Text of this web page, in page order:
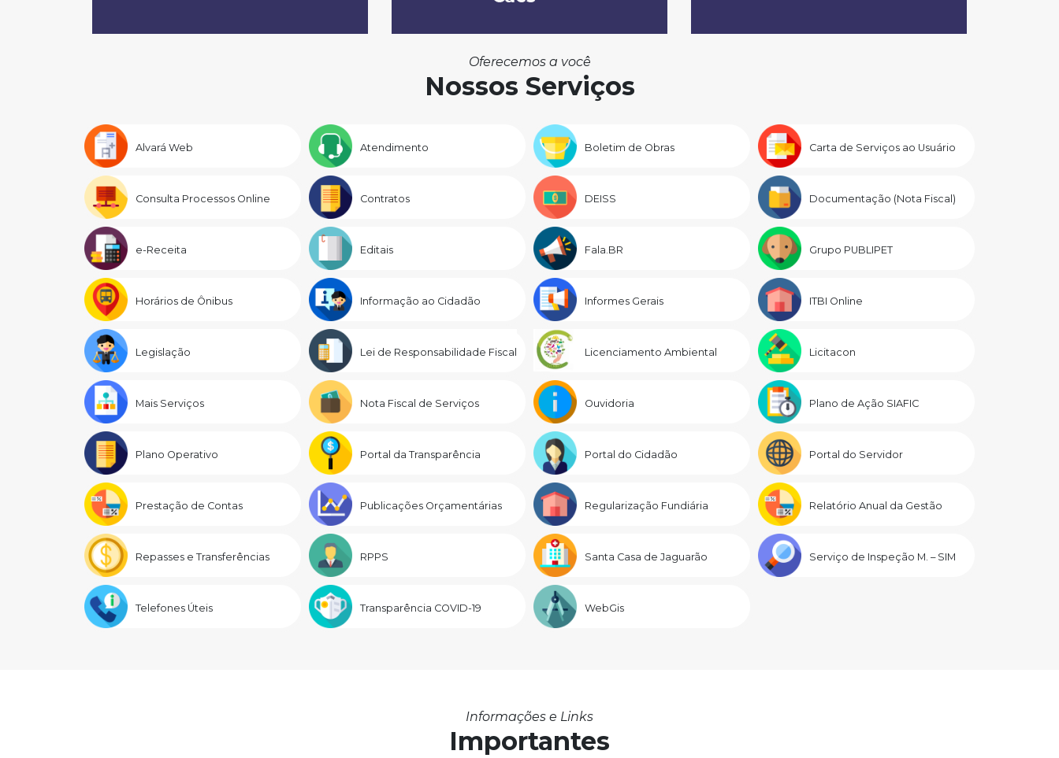
Oferecemos a você
Nossos Serviços
Alvará Web Atendimento Boletim de Obras Carta de Serviços ao Usuário
Consulta Processos Online Contratos DEISS Documentação (Nota Fiscal)
e-Receita Editais Fala.BR Grupo PUBLIPET
Horários de Ônibus Informação ao Cidadão Informes Gerais ITBI Online
Legislação Lei de Responsabilidade Fiscal Licenciamento Ambiental Licitacon
Mais Serviços Nota Fiscal de Serviços Ouvidoria Plano de Ação SIAFIC
Plano Operativo Portal da Transparência Portal do Cidadão Portal do Servidor
Prestação de Contas Publicações Orçamentárias Regularização Fundiária Relatório Anual da Gestão
Repasses e Transferências RPPS Santa Casa de Jaguarão Serviço de Inspeção M. – SIM
Telefones Úteis Transparência COVID-19 WebGis
Informações e Links
Importantes